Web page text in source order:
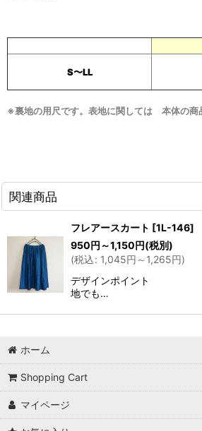
S〜LL
※裏地の用尺です。表地に関しては 本体の商
関連商品
フレアースカート [1L-146]
950円 ～1,150円(税別)
(税込: 1,045円 ～1,265円)
デザインポイント item
地でも…
ホーム
Shopping Cart
マイページ